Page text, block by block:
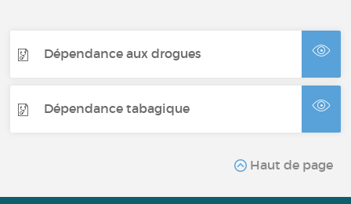
Dépendance aux drogues
Dépendance tabagique
Haut de page